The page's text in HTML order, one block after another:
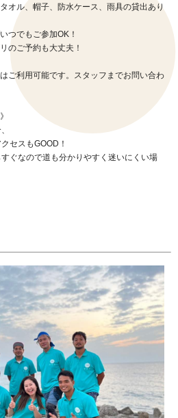
オル、帽子、防水ケース、雨具の貸出あり
つでもご参加OK！
のご予約も大丈夫！
利用可能です。スタッフまでお問い合わ
セスもGOOD！
ぐなので道も分かりやすく迷いにくい場